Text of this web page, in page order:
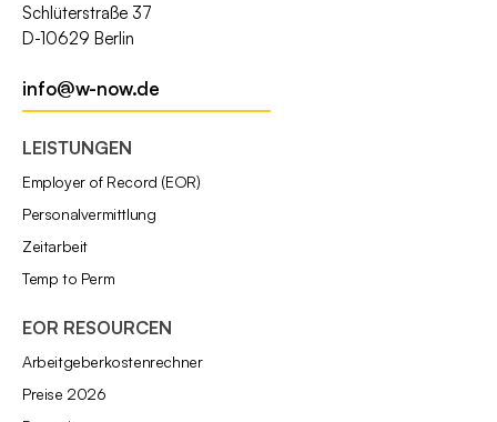
Schlüterstraße 37
D-10629 Berlin
info@w-now.de
LEISTUNGEN
Employer of Record (EOR)
Personalvermittlung
Zeitarbeit
Temp to Perm
EOR RESOURCEN
Arbeitgeberkostenrechner
Preise 2026